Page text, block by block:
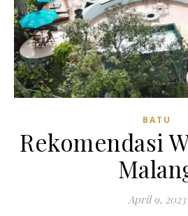
BATU
Rekomendasi
April 9, 2023